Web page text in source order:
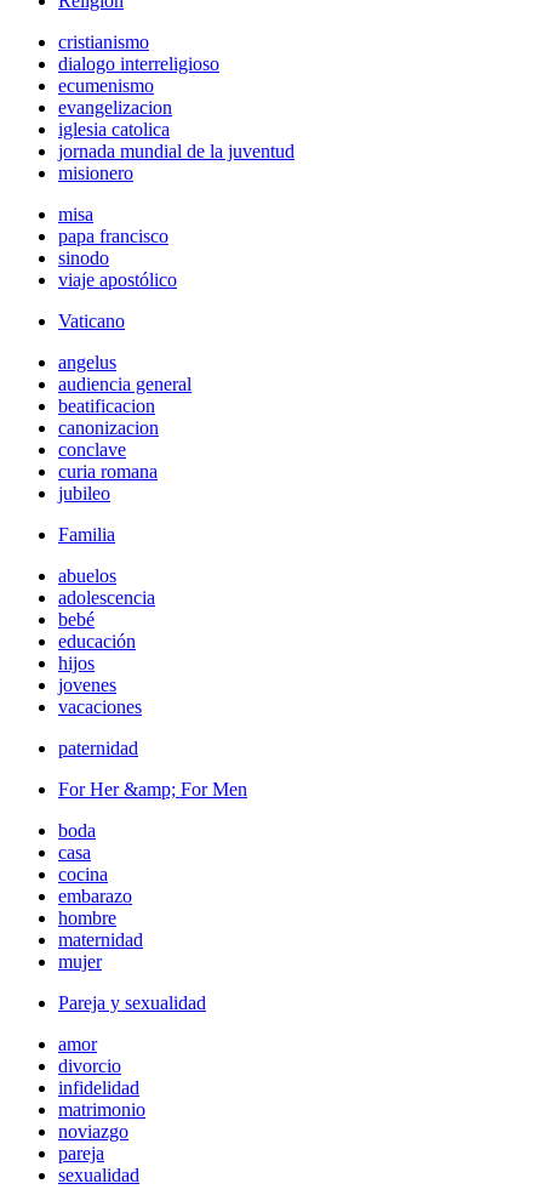
cristianismo
dialogo interreligioso
ecumenismo
evangelizacion
iglesia catolica
jornada mundial de la juventud
misionero
misa
papa francisco
sinodo
viaje apostólico
Vaticano
angelus
audiencia general
beatificacion
canonizacion
conclave
curia romana
jubileo
Familia
abuelos
adolescencia
bebé
educación
hijos
jovenes
vacaciones
paternidad
For Her &amp; For Men
boda
casa
cocina
embarazo
hombre
maternidad
mujer
Pareja y sexualidad
amor
divorcio
infidelidad
matrimonio
noviazgo
pareja
sexualidad